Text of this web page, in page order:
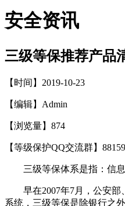
安全资讯
三级等保推荐产品
【时间】2019-10-23
【编辑】Admin
【浏览量】 874
【等级保护QQ交流群】
三级等保体系是指：信
早在2007年7月，公安
系统，三级等保是除银行之